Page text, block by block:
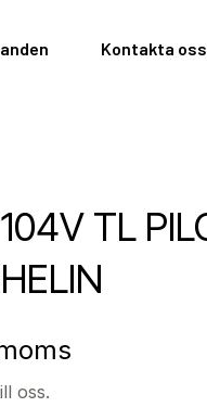
Kontakta oss
TL
oss.